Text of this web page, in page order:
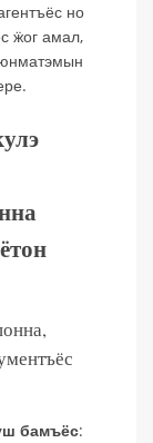
но
ӝог амал,
бамъёс: